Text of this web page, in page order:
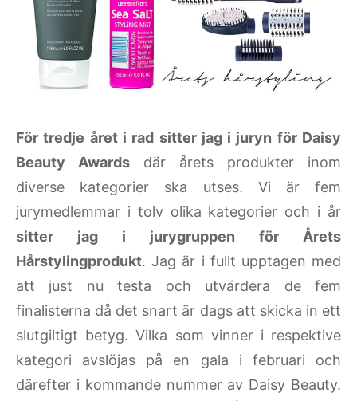
För tredje året i rad sitter jag i juryn för Daisy
Beauty Awards där årets produkter inom
diverse kategorier ska utses. Vi är fem
jurymedlemmar i tolv olika kategorier och i år
sitter jag i jurygruppen för Årets
Hårstylingprodukt. Jag är i fullt upptagen med
att just nu testa och utvärdera de fem
finalisterna då det snart är dags att skicka in ett
slutgiltigt betyg. Vilka som vinner i respektive
kategori avslöjas på en gala i februari och
därefter i kommande nummer av Daisy Beauty.